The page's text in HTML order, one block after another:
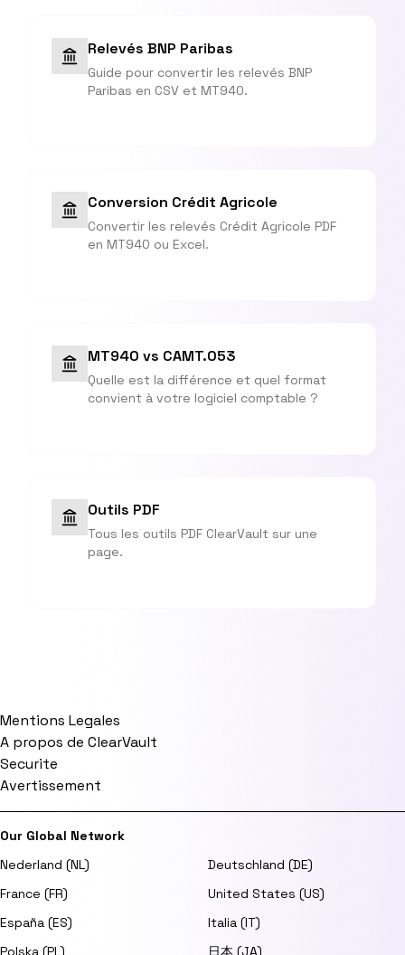
Relevés BNP Paribas
Guide pour convertir les relevés BNP
Paribas en CSV et MT940.
Conversion Crédit Agricole
Convertir les relevés Crédit Agricole PDF
en MT940 ou Excel.
MT940 vs CAMT.053
Quelle est la différence et quel format
convient à votre logiciel comptable ?
Outils PDF
Tous les outils PDF ClearVault sur une
page.
Mentions Legales
A propos de ClearVault
Securite
Avertissement
Our Global Network
Nederland (NL)
Deutschland (DE)
France (FR)
United States (US)
España (ES)
Italia (IT)
Polska (PL)
日本 (JA)